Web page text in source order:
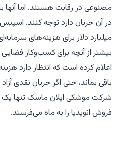
مصنوعی در رقابت هستند. اما آنها
بیشتر از آنچه برای کسب‌وکار
اعلام کرده است که انتظار دارد
باقی بماند، حتی اگر جریان نقدی
شرکت موشکی ایلان ماسک تنها یک
فروش انویدیا را به ماه می‌فرستد.